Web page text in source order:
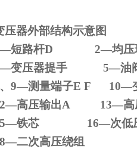
压器外部结构示意图
短路杆D 2—均
变压器提手 5—
9—测量端子E F 10—
高压输出A 13—
铁芯 16—次
二次高压绕组